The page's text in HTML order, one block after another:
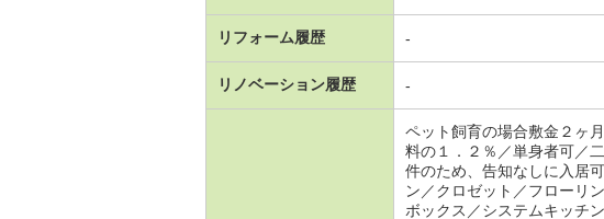
リフォーム履歴 -
リノベーション履歴 -
ペット飼育の場合敷金２ヶ
料の１．２％／単身者可／
件のため、告知なしに入居
ン／クロゼット／フローリ
ボックス／システムキッチ